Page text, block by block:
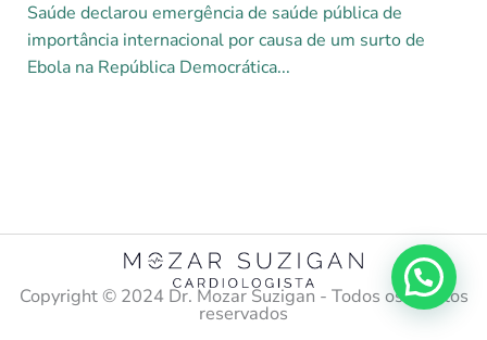
Saúde declarou emergência de saúde pública de
importância internacional por causa de um surto de
Ebola na República Democrática...
Copyright ©️ 2024 Dr. Mozar Suzigan - Todos os direitos
reservados